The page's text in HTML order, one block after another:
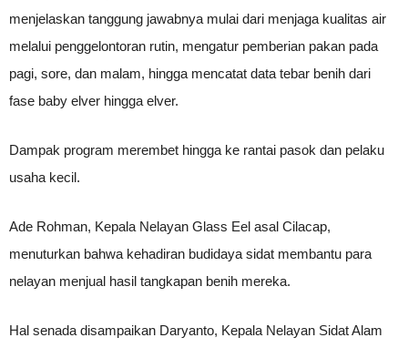
menjelaskan tanggung jawabnya mulai dari menjaga kualitas air
melalui penggelontoran rutin, mengatur pemberian pakan pada
pagi, sore, dan malam, hingga mencatat data tebar benih dari
fase baby elver hingga elver.
Dampak program merembet hingga ke rantai pasok dan pelaku
usaha kecil.
Ade Rohman, Kepala Nelayan Glass Eel asal Cilacap,
menuturkan bahwa kehadiran budidaya sidat membantu para
nelayan menjual hasil tangkapan benih mereka.
Hal senada disampaikan Daryanto, Kepala Nelayan Sidat Alam